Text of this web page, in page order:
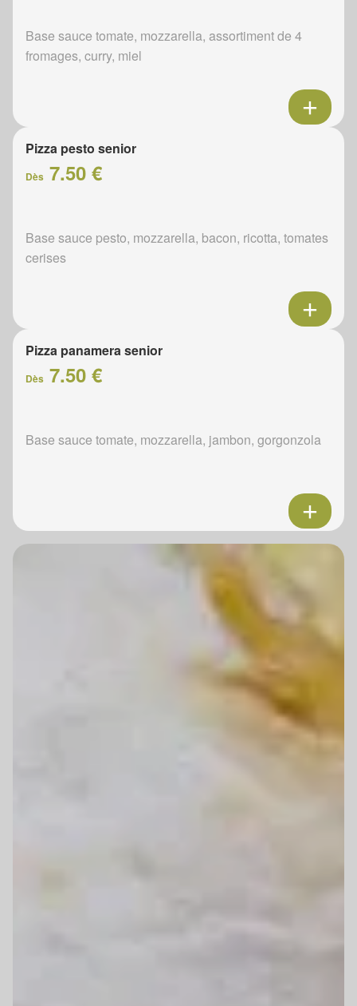
Base sauce tomate, mozzarella, assortiment de 4
fromages, curry, miel
Pizza pesto senior
Dès 7.50 €
Base sauce pesto, mozzarella, bacon, ricotta, tomates
cerises
Pizza panamera senior
Dès 7.50 €
Base sauce tomate, mozzarella, jambon, gorgonzola